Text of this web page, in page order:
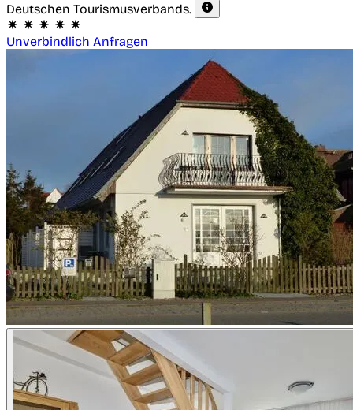
Deutschen Tourismusverbands.
Unverbindlich Anfragen